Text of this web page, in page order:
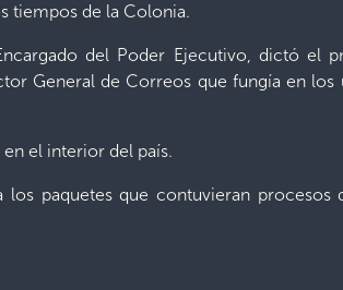
tiempos de la Colonia.
del Poder Ejecutivo, dictó el
General de Correos que fungía en
el interior del país.
paquetes que contuvieran procesos